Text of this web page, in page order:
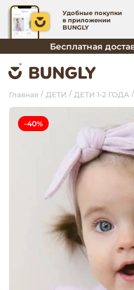
Удобные покупки
в приложении
BUNGLY
Бесплатная
Главная ДЕТИ ДЕТИ 1-2 ГОДА
-40%